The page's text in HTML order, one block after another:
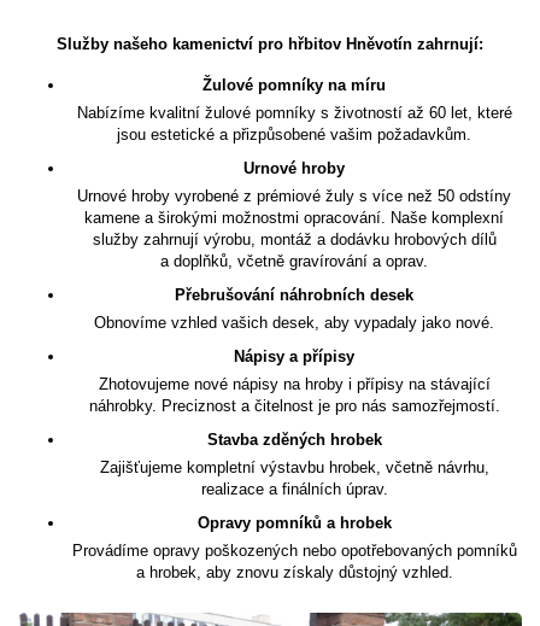
Služby našeho kamenictví pro hřbitov Hněvotín zahrnují:
Žulové pomníky na míru
Nabízíme kvalitní žulové pomníky s životností až 60 let, které
jsou estetické a přizpůsobené vašim požadavkům.
Urnové hroby
Urnové hroby vyrobené z prémiové žuly s více než 50 odstíny
kamene a širokými možnostmi opracování. Naše komplexní
služby zahrnují výrobu, montáž a dodávku hrobových dílů
a doplňků, včetně gravírování a oprav.
Přebrušování náhrobních desek
Obnovíme vzhled vašich desek, aby vypadaly jako nové.
Nápisy a přípisy
Zhotovujeme nové nápisy na hroby i přípisy na stávající
náhrobky. Preciznost a čitelnost je pro nás samozřejmostí.
Stavba zděných hrobek
Zajišťujeme kompletní výstavbu hrobek, včetně návrhu,
realizace a finálních úprav.
Opravy pomníků a hrobek
Provádíme opravy poškozených nebo opotřebovaných pomníků
a hrobek, aby znovu získaly důstojný vzhled.